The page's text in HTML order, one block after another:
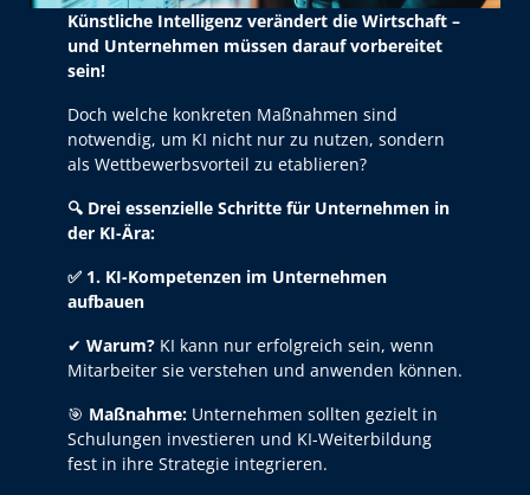
Künstliche Intelligenz verändert die Wirtschaft –
und Unternehmen müssen darauf vorbereitet
sein!
Doch welche konkreten Maßnahmen sind
notwendig, um KI nicht nur zu nutzen, sondern
als Wettbewerbsvorteil zu etablieren?
🔍Drei essenzielle Schritte für Unternehmen in
der KI-Ära:
✅1. KI-Kompetenzen im Unternehmen
aufbauen
✔ Warum?KI kann nur erfolgreich sein, wenn
Mitarbeiter sie verstehen und anwenden können.
🎯 Maßnahme:Unternehmen sollten gezielt in
Schulungen investieren und KI-Weiterbildung
fest in ihre Strategie integrieren.